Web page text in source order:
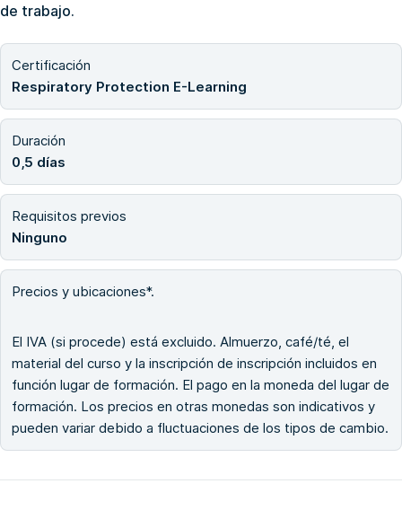
de trabajo.
Certificación
Respiratory Protection E-Learning
Duración
0,5 días
Requisitos previos
Ninguno
Precios y ubicaciones*.
El IVA (si procede) está excluido. Almuerzo, café/té, el
material del curso y la inscripción de inscripción incluidos en
función lugar de formación. El pago en la moneda del lugar de
formación. Los precios en otras monedas son indicativos y
pueden variar debido a fluctuaciones de los tipos de cambio.